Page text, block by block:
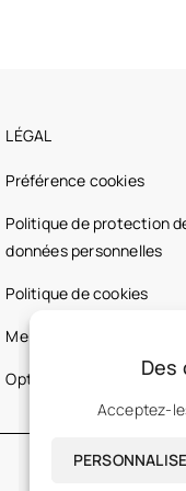
LÉGAL
Préférence cookies
Politique de protection
données personnelles
Politique de cookies
Mentions légales
Optic 2000 France Des
Acceptez-